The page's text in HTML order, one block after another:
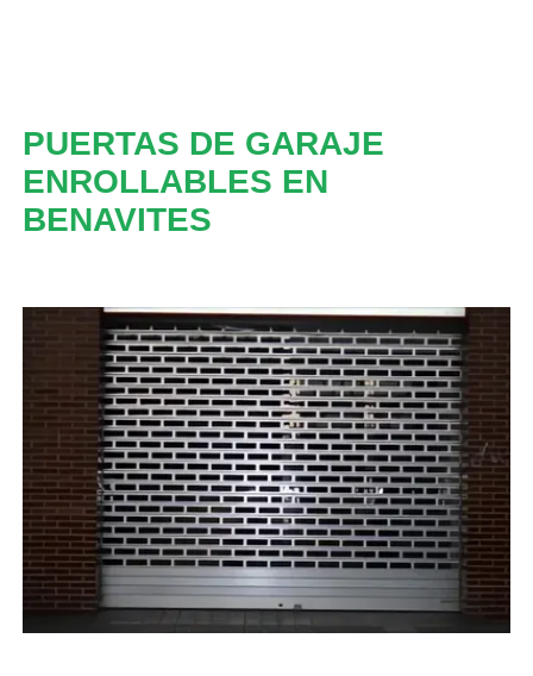
PUERTAS DE GARAJE
ENROLLABLES EN
BENAVITES